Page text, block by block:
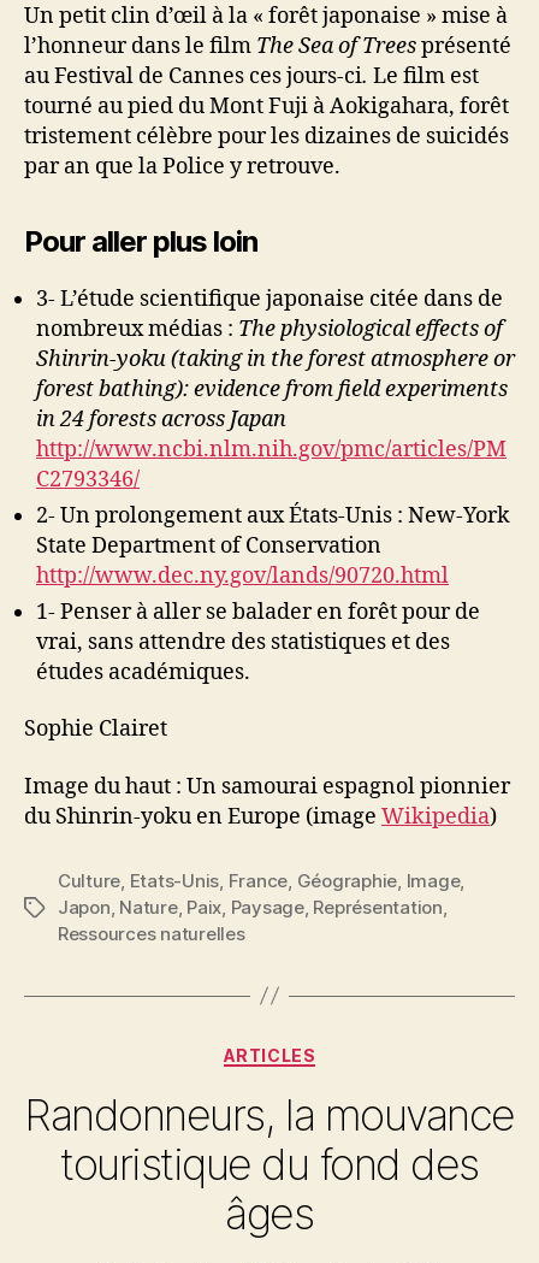
Un petit clin d’œil à la « forêt japonaise » mise à
l’honneur dans le film The Sea of Treesprésenté
au Festival de Cannes ces jours-ci. Le film est
tourné au pied du Mont Fuji à Aokigahara, forêt
tristement célèbre pour les dizaines de suicidés
par an que la Police y retrouve.
Pour aller plus loin
3- L’étude scientifique japonaise citée dans de
nombreux médias : The physiological effects of
Shinrin-yoku (taking in the forest atmosphere or
forest bathing): evidence from field experiments
in 24 forests across Japan
http://www.ncbi.nlm.nih.gov/pmc/articles/PM
C2793346/
2- Un prolongement aux États-Unis : New-York
State Department of Conservation
http://www.dec.ny.gov/lands/90720.html
1- Penser à aller se balader en forêt pour de
vrai, sans attendre des statistiques et des
études académiques.
Sophie Clairet
Image du haut : Un samourai espagnol pionnier
du Shinrin-yoku en Europe (image Wikipedia)
Étiquettes
Culture Etats-Unis France Géographie Image,
Japon Nature, Paix Paysage, Représentation
Ressources naturelles
Catégories
ARTICLES
Randonneurs, la mouvance
touristique du fond des
âges